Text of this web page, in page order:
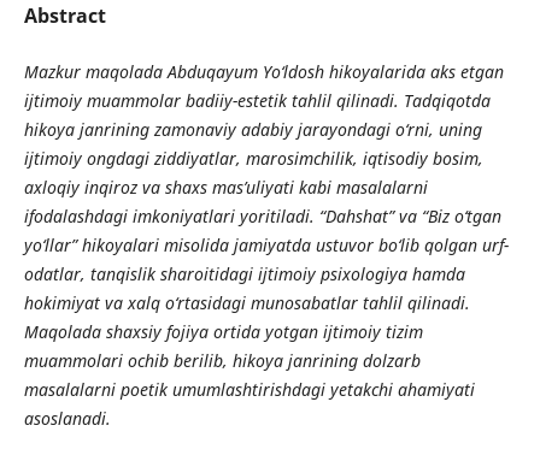
Abstract
Mazkur maqolada Abduqayum Yo‘ldosh hikoyalarida aks etgan
ijtimoiy muammolar badiiy-estetik tahlil qilinadi. Tadqiqotda
hikoya janrining zamonaviy adabiy jarayondagi o‘rni, uning
ijtimoiy ongdagi ziddiyatlar, marosimchilik, iqtisodiy bosim,
axloqiy inqiroz va shaxs mas’uliyati kabi masalalarni
ifodalashdagi imkoniyatlari yoritiladi. “Dahshat” va “Biz o‘tgan
yo‘llar” hikoyalari misolida jamiyatda ustuvor bo‘lib qolgan urf-
odatlar, tanqislik sharoitidagi ijtimoiy psixologiya hamda
hokimiyat va xalq o‘rtasidagi munosabatlar tahlil qilinadi.
Maqolada shaxsiy fojiya ortida yotgan ijtimoiy tizim
muammolari ochib berilib, hikoya janrining dolzarb
masalalarni poetik umumlashtirishdagi yetakchi ahamiyati
asoslanadi.